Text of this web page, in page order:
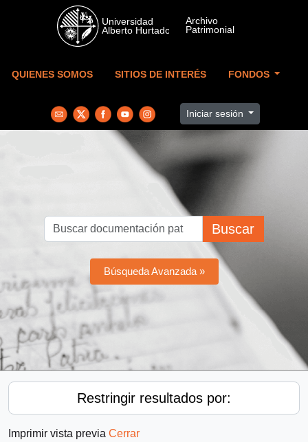
Skip to main content
QUIENES SOMOS SITIOS DE INTERÉS FONDOS
Iniciar sesión
Buscar
Búsqueda Avanzada »
Restringir resultados por:
Imprimir vista previa Cerrar